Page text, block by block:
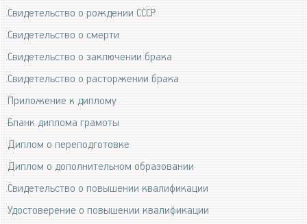
Свидетельство о рождении СССР
Свидетельство о смерти
Свидетельство о заключении брака
Свидетельство о расторжении брака
Приложение к диплому
Бланк диплома грамоты
Диплом о переподготовке
Диплом о дополнительном образовании
Свидетельство о повышении квалификации
Удостоверение о повышении квалификации